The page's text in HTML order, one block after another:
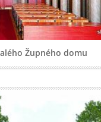
Župného domu